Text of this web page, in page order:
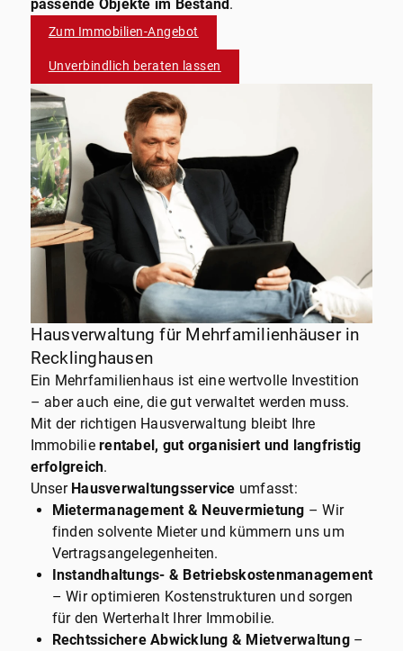
passende Objekte im Bestand .
Zum Immobilien-Angebot
Unverbindlich beraten lassen
Hausverwaltung für Mehrfamilienhäuser in
Recklinghausen
Ein Mehrfamilienhaus ist eine wertvolle Investition
– aber auch eine, die gut verwaltet werden muss.
Mit der richtigen Hausverwaltung bleibt Ihre
Immobilierentabel, gut organisiert und langfristig
erfolgreich.
Unser Hausverwaltungsservice umfasst:
Mietermanagement & Neuvermietung – Wir
finden solvente Mieter und kümmern uns um
Vertragsangelegenheiten.
Instandhaltungs- & Betriebskostenmanagement
– Wir optimieren Kostenstrukturen und sorgen
für den Werterhalt Ihrer Immobilie.
Rechtssichere Abwicklung & Mietverwaltung–